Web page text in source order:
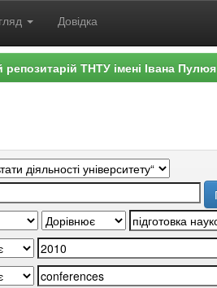
Довідка
репозитарій ТНТУ імені Івана Пулюя